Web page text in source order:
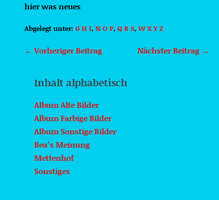
hier was neues
Abgelegt unter: G H I,N O P,Q R S,W X Y Z
Beitragsnavigation
← Vorheriger Beitrag Nächster Beitrag →
Inhalt alphabetisch
Album Alte Bilder
Album Farbige Bilder
Album Sonstige Bilder
Bea’s Meinung
Mettenhof
Sonstiges